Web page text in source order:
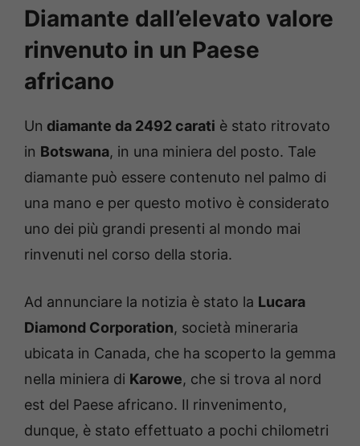
Diamante dall’elevato valore
rinvenuto in un Paese
africano
Un diamante da 2492 carati è stato ritrovato
in Botswana, in una miniera del posto. Tale
diamante può essere contenuto nel palmo di
una mano e per questo motivo è considerato
uno dei più grandi presenti al mondo mai
rinvenuti nel corso della storia.
Ad annunciare la notizia è stato la Lucara
Diamond Corporation, società mineraria
ubicata in Canada, che ha scoperto la gemma
nella miniera di Karowe, che si trova al nord
est del Paese africano. Il rinvenimento,
dunque, è stato effettuato a pochi chilometri